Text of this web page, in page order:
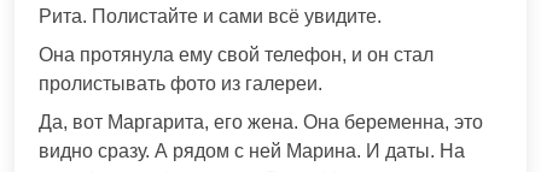
Рита. Полистайте и сами всё увидите.
Она протянула ему свой телефон, и он стал
пролистывать фото из галереи.
Да, вот Маргарита, его жена. Она беременна, это
видно сразу. А рядом с ней Марина. И даты. На